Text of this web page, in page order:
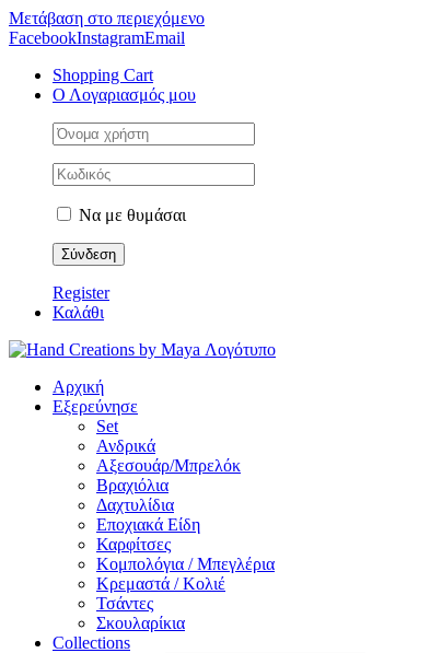
Μετάβαση στο περιεχόμενο
FacebookInstagramEmail
Shopping Cart
Ο Λογαριασμός μου
Να με θυμάσαι
Register
Καλάθι
Αρχική
Εξερεύνησε
Set
Ανδρικά
Αξεσουάρ/Μπρελόκ
Βραχιόλια
Δαχτυλίδια
Εποχιακά Είδη
Καρφίτσες
Κομπολόγια / Μπεγλέρια
Κρεμαστά / Κολιέ
Τσάντες
Σκουλαρίκια
Collections